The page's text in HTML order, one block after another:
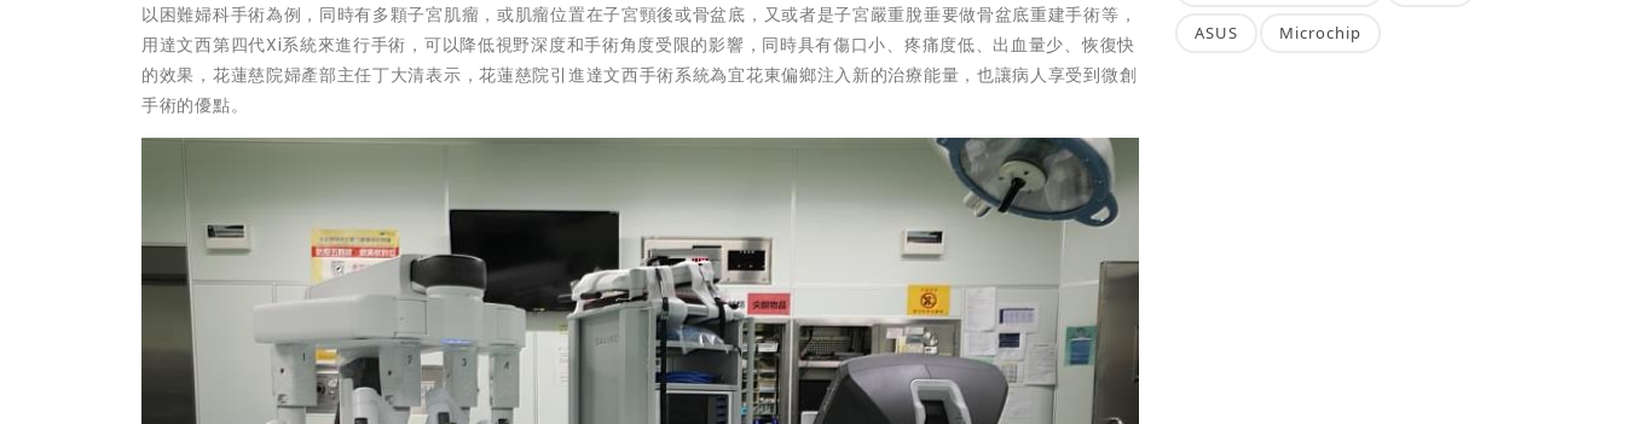
以困難婦科手術為例，同時有多顆子宮肌瘤，或肌瘤位置在子宮頸後或骨盆底，又或者是子宮嚴重脫垂要做骨盆底重建手術等，
用達文西第四代Xi系統來進行手術，可以降低視野深度和手術角度受限的影響，同時具有傷口小、疼痛度低、出血量少、恢復快
的效果，花蓮慈院婦產部主任丁大清表示，花蓮慈院引進達文西手術系統為宜花東偏鄉注入新的治療能量，也讓病人享受到微創
手術的優點。
ASUS Microchip